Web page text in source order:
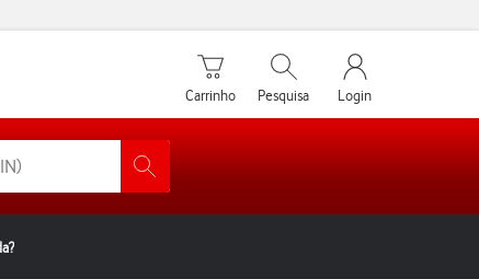
Carrinho de compras
Carrinho
Pesquisar
Pesquisa
My Vodafone
Login